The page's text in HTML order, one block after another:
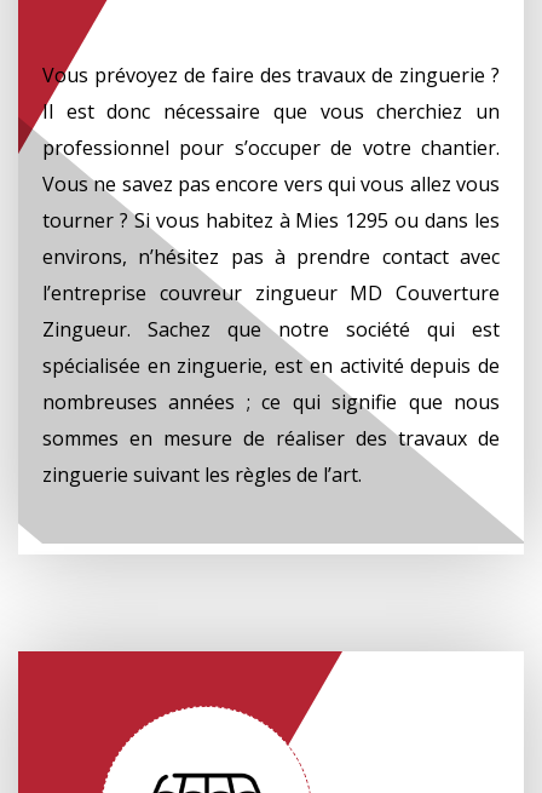
Vous prévoyez de faire des travaux de zinguerie ?
Il est donc nécessaire que vous cherchiez un
professionnel pour s’occuper de votre chantier.
Vous ne savez pas encore vers qui vous allez vous
tourner ? Si vous habitez à Mies 1295 ou dans les
environs, n’hésitez pas à prendre contact avec
l’entreprise couvreur zingueur MD Couverture
Zingueur. Sachez que notre société qui est
spécialisée en zinguerie, est en activité depuis de
nombreuses années ; ce qui signifie que nous
sommes en mesure de réaliser des travaux de
zinguerie suivant les règles de l’art.